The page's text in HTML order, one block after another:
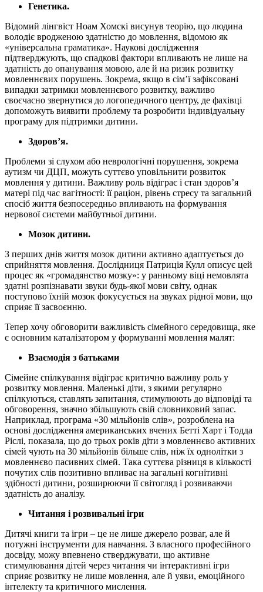
Генетика.
Відомий лінгвіст Ноам Хомскі висунув теорію, що людина
володіє вродженою здатністю до мовлення, відомою як
«універсальна граматика». Наукові дослідження
підтверджують, що спадкові фактори впливають не лише на
здатність до опанування мовою, але й на ризик розвитку
мовленнєвих порушень. Зокрема, якщо в сім’ї зафіксовані
випадки затримки мовленнєвого розвитку, важливо
своєчасно звернутися до логопедичного центру, де фахівці
допоможуть виявити проблему та розробити індивідуальну
програму для підтримки дитини.
Здоров’я.
Проблеми зі слухом або неврологічні порушення, зокрема
аутизм чи ДЦП, можуть суттєво уповільнити розвиток
мовлення у дитини. Важливу роль відіграє і стан здоров’я
матері під час вагітності: її раціон, рівень стресу та загальний
спосіб життя безпосередньо впливають на формування
нервової системи майбутньої дитини.
Мозок дитини.
З перших днів життя мозок дитини активно адаптується до
сприйняття мовлення. Дослідниця Патриція Кулл описує цей
процес як «громадянство мозку»: у ранньому віці немовлята
здатні розпізнавати звуки будь-якої мови світу, однак
поступово їхній мозок фокусується на звуках рідної мови, що
сприяє її засвоєнню.
Тепер хочу обговорити важливість сімейного середовища, яке
є основним каталізатором у формуванні мовлення малят:
Взаємодія з батьками
Сімейне спілкування відіграє критично важливу роль у
розвитку мовлення. Маленькі діти, з якими регулярно
спілкуються, ставлять запитання, стимулюють до відповіді та
обговорення, значно збільшують свій словниковий запас.
Наприклад, програма «30 мільйонів слів», розроблена на
основі дослідження американських вчених Бетті Харт і Тодда
Ріслі, показала, що до трьох років діти з мовленнєво активних
сімей чують на 30 мільйонів більше слів, ніж їх однолітки з
мовленнєво пасивних сімей. Така суттєва різниця в кількості
почутих слів позитивно впливає на загальні когнітивні
здібності дитини, розширюючи її світогляд і розвиваючи
здатність до аналізу.
Читання і розвивальні ігри
Дитячі книги та ігри – це не лише джерело розваг, але й
потужні інструменти для навчання. З власного професійного
досвіду, можу впевнено стверджувати, що активне
стимулювання дітей через читання чи інтерактивні ігри
сприяє розвитку не лише мовлення, але й уяви, емоційного
інтелекту та критичного мислення.